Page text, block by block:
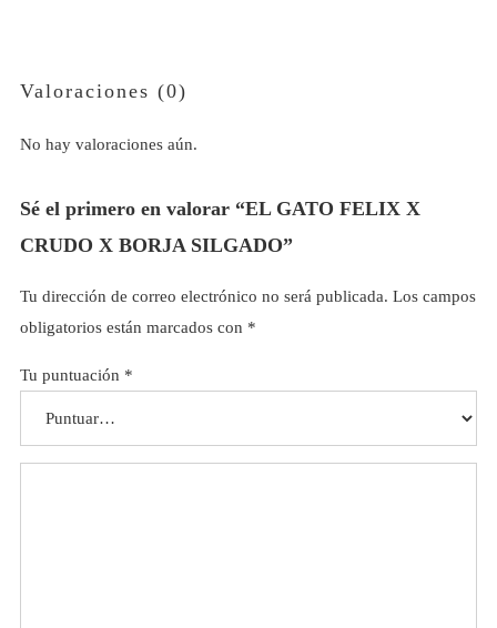
Valoraciones (0)
No hay valoraciones aún.
Sé el primero en valorar “EL GATO FELIX X
CRUDO X BORJA SILGADO”
Tu dirección de correo electrónico no será publicada. Los campos
obligatorios están marcados con *
Tu puntuación *